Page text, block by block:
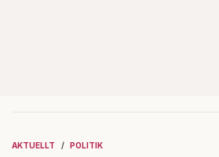
AKTUELLT POLITIK